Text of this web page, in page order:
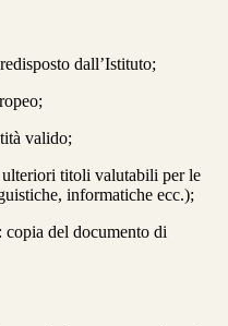
dall’Istituto;
valido;
ulteriori titoli valutabili per le
informatiche ecc.);
copia del documento di